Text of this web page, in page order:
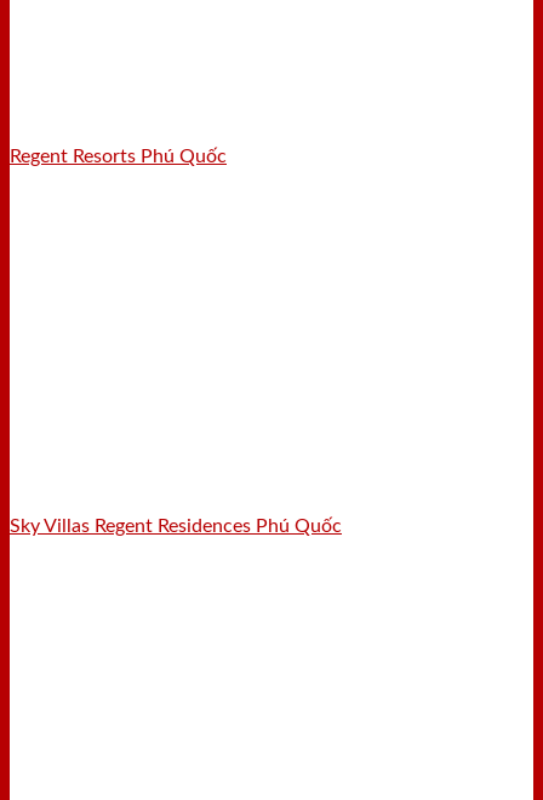
Regent Resorts Phú Quốc
Sky Villas Regent Residences Phú Quốc